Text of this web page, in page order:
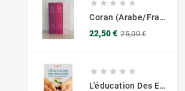
    
Coran (Arabe/Français) - Grand Format 17x25 - Couverture Daim - Pages Dorées
22,50 € 25,00 €
    
L'éducation Des Enfants Selon Les Principes Du Prophète Sws